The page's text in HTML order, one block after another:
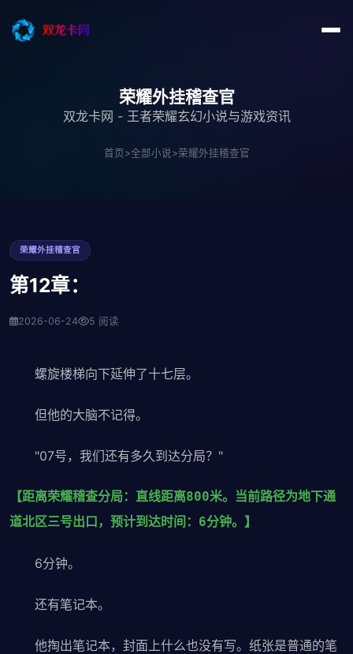
荣耀外挂稽查官
双龙卡网 - 王者荣耀玄幻小说与游戏资讯
首页>全部小说>荣耀外挂稽查官
荣耀外挂稽查官
第12章：
2026-06-24 5 阅读
螺旋楼梯向下延伸了十七层。
但他的大脑不记得。
"07号，我们还有多久到达分局？"
【距离荣耀稽查分局：直线距离800米。当前路径为地下通
道北区三号出口，预计到达时间：6分钟。】
6分钟。
还有笔记本。
他掏出笔记本，封面上什么也没有写。纸张是普通的笔